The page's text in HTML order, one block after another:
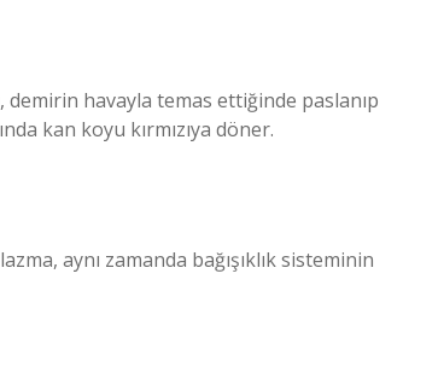
demirin havayla temas ettiğinde paslanıp
kan koyu kırmızıya döner.
aynı zamanda bağışıklık sisteminin